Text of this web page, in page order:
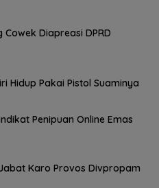
Diapreasi DPRD
Hidup Pakai Pistol Suaminya
Penipuan Online Emas
Karo Provos Divpropam